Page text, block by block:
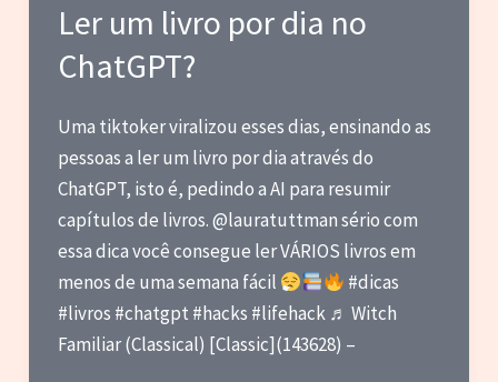
Trilha
Sonora
Meu
2024
Ler um livro por dia no
ChatGPT?
Uma tiktoker viralizou esses dias, ensinando as
pessoas a ler um livro por dia através do
ChatGPT, isto é, pedindo a AI para resumir
capítulos de livros. @lauratuttman sério com
essa dica você consegue ler VÁRIOS livros em
menos de uma semana fácil
#dicas
#livros #chatgpt #hacks #lifehack ♬ Witch
Familiar (Classical) [Classic](143628) –